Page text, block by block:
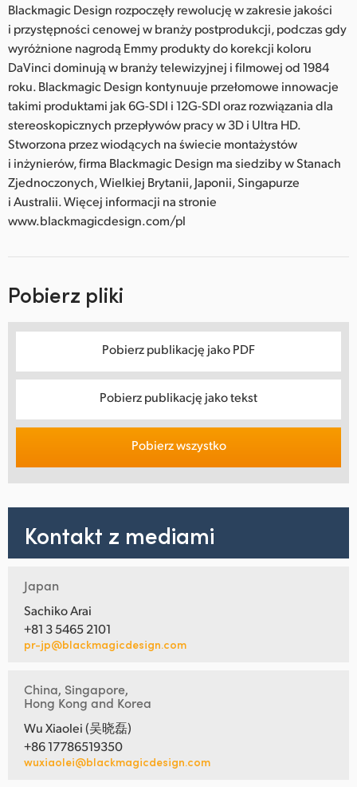
Blackmagic Design rozpoczęły rewolucję w zakresie jakości
i przystępności cenowej w branży postprodukcji, podczas gdy
wyróżnione nagrodą Emmy produkty do korekcji koloru
DaVinci dominują w branży telewizyjnej i filmowej od 1984
roku. Blackmagic Design kontynuuje przełomowe innowacje
takimi produktami jak 6G-SDI i 12G-SDI oraz rozwiązania dla
stereoskopicznych przepływów pracy w 3D i Ultra HD.
Stworzona przez wiodących na świecie montażystów
i inżynierów, firma Blackmagic Design ma siedziby w Stanach
Zjednoczonych, Wielkiej Brytanii, Japonii, Singapurze
i Australii. Więcej informacji na stronie
www.blackmagicdesign.com/pl
Pobierz pliki
Pobierz publikację jako PDF
Pobierz publikację jako tekst
Pobierz wszystko
Kontakt z mediami
Japan
Sachiko Arai
+81 3 5465 2101
pr-jp@blackmagicdesign.com
China, Singapore,
Hong Kong and Korea
Wu Xiaolei (吴晓磊)
+86 17786519350
wuxiaolei@blackmagicdesign.com